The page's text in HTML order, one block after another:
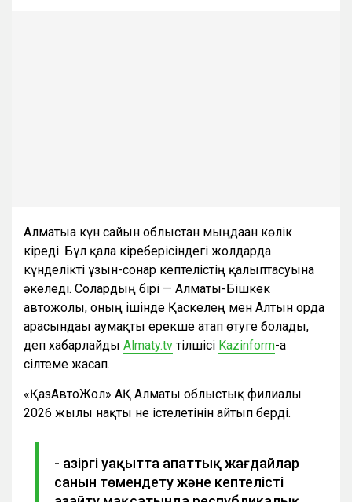
Алматыға күн сайын облыстан мыңдаған көлік
кіреді. Бұл қала кіреберісіндегі жолдарда
күнделікті ұзын-сонар кептелістің қалыптасуына
әкеледі. Солардың бірі — Алматы-Бішкек
автожолы, оның ішінде Қаскелең мен Алтын орда
арасындағы аумақты ерекше атап өтуге болады,
деп хабарлайды Аlmaty.tvтілшісі Kazinform-ға
сілтеме жасап.
«ҚазАвтоЖол» АҚ Алматы облыстық филиалы
2026 жылы нақты не істелетінін айтып берді.
- Қазіргі уақытта апаттық жағдайлар
санын төмендету және кептелісті